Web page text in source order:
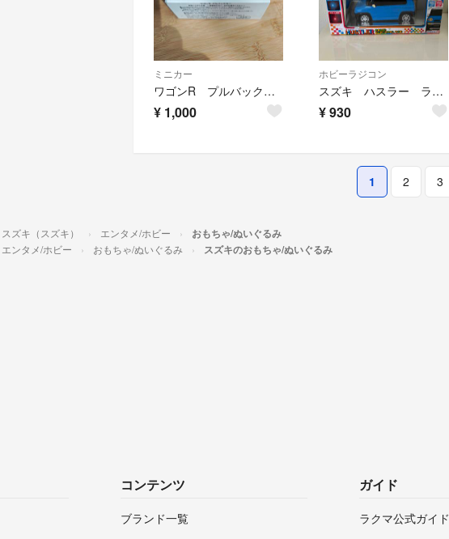
ミニカー
ワゴンR プルバックカー
¥ 1,000
ホビーラジコン
スズキ ハスラー ラジコン
¥930
1 2 3
スズキ（スズキ） エンタメ/ホビー おもちゃ/ぬいぐるみ
エンタメ/ホビー おもちゃ/ぬいぐるみ スズキのおもちゃ/ぬいぐるみ
コンテンツ
ブランド一覧
ガイド
ラクマ公式ガイド